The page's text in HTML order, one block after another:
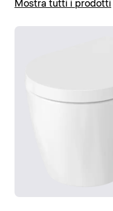
Mostra tutti i prodotti